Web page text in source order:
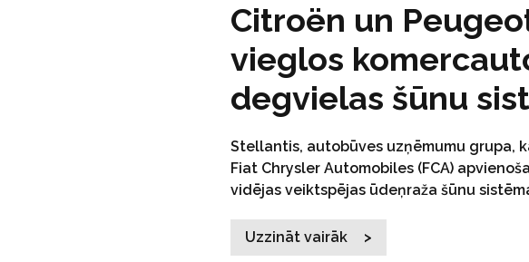
Citroën un
vieglos
degvielas šūnu
Stellantis, autobūves uzņēmumu grupa,
Fiat Chrysler Automobiles (FCA)
vidējas veiktspējas ūdeņraža šūnu
Uzzināt vairāk >